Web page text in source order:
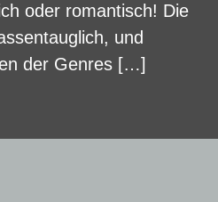
oder romantisch! Die
und
der Genres […]